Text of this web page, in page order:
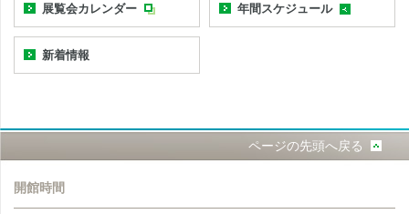
展覧会カレンダー 年間スケジュール
新着情報
ページの先頭へ戻る
開館時間